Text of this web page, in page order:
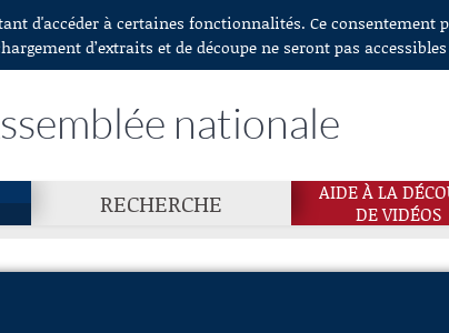
d'accéder à certaines fonctionnalités. Ce consentement
d’extraits et de découpe ne seront pas accessibles
nationale
RECHERCHE
AIDE À LA
DE VIDÉOS